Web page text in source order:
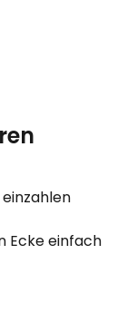
einzahlen
Ecke einfach